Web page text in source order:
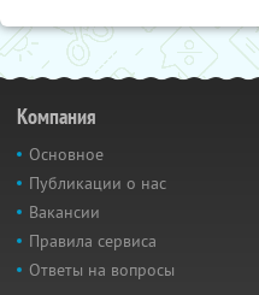
Компания
Основное
Публикации о нас
Вакансии
Правила сервиса
Ответы на вопросы